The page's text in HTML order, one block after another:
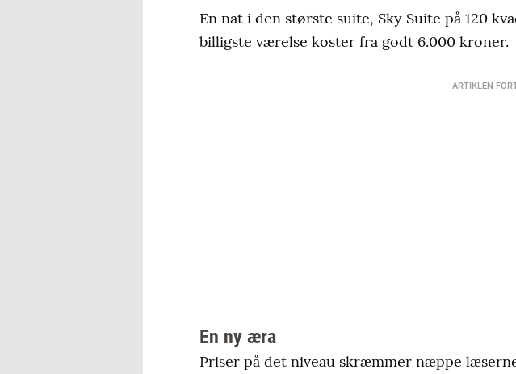
En nat i den største suite, Sky Suite på 120
billigste værelse koster fra godt 6.000 kroner.
ARTIKLEN
En ny æra
Priser på det niveau skræmmer næppe